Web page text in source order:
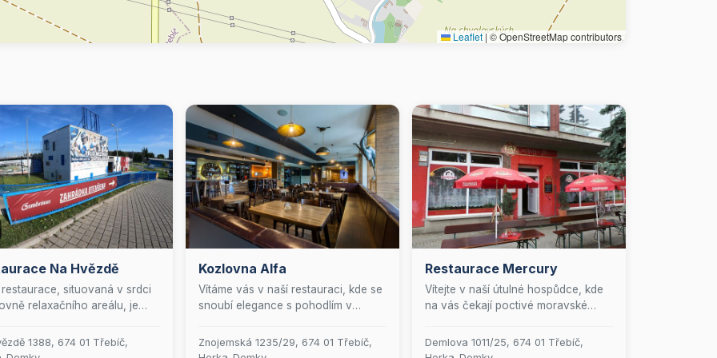
Leaflet|© OpenStreetMap contributors
Na Hvězdě
restaurace, situovaná v srdci
relaxačního areálu, je
dobrého jídla a příjemné
Přijďte si k nám
1388, 674 01 Třebíč,
Kozlovna Alfa
Vítáme vás v naší restauraci, kde se
snoubí elegance s pohodlím v
všední den pro vás připravujeme
pestrou nabídku poledních menu,
Znojemská 1235/29, 674 01 Třebíč,
Restaurace Mercury
Vítejte v naší útulné hospůdce, kde
na vás čekají poctivé moravské
zaručeně potěší! Naše restaurace
nabízí dvě příjemné místnosti s
Demlova 1011/25, 674 01 Třebíč,